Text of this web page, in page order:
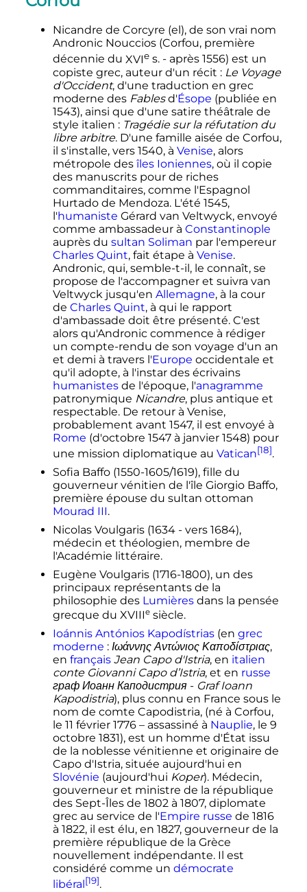
Nicandre de Corcyre (el), de son vrai nom
Andronic Nouccios (Corfou, première
décennie du XVIes. - après 1556) est un
copiste grec, auteur d'un récit : Le Voyage
d'Occident, d'une traduction en grec
moderne des Fablesd'Ésope (publiée en
1543), ainsi que d'une satire théâtrale de
style italien : Tragédie sur la réfutation du
libre arbitre. D'une famille aisée de Corfou,
il s'installe, vers 1540, à Venise, alors
métropole des îles Ioniennes, où il copie
des manuscrits pour de riches
commanditaires, comme l'Espagnol
Hurtado de Mendoza. L'été 1545,
l'humaniste Gérard van Veltwyck, envoyé
comme ambassadeur à Constantinople
auprès du sultan Soliman par l'empereur
Charles Quint, fait étape à Venise.
Andronic, qui, semble-t-il, le connaît, se
propose de l'accompagner et suivra van
Veltwyck jusqu'en Allemagne, à la cour
de Charles Quint, à qui le rapport
d'ambassade doit être présenté. C'est
alors qu'Andronic commence à rédiger
un compte-rendu de son voyage d'un an
et demi à travers l'Europe occidentale et
qu'il adopte, à l'instar des écrivains
humanistesde l'époque, l'anagramme
patronymique Nicandre, plus antique et
respectable. De retour à Venise,
probablement avant 1547, il est envoyé à
Rome (d'octobre 1547 à janvier 1548) pour
une mission diplomatique au Vatican[18].
Sofia Baffo (1550-1605/1619), fille du
gouverneur vénitien de l'île Giorgio Baffo,
première épouse du sultan ottoman
Mourad III.
Nicolas Voulgaris (1634 - vers 1684),
médecin et théologien, membre de
l'Académie littéraire.
Eugène Voulgaris (1716-1800), un des
principaux représentants de la
philosophie des Lumièresdans la pensée
grecque du XVIIIe siècle.
Ioánnis Antónios Kapodístrias(en grec
moderne : Ιωάννης Αντώνιος Καποδίστριας,
en français Jean Capo d'Istria, en italien
conte Giovanni Capo d’Istria, et en russe
граф Иоанн Каподистрия- Graf Ioann
Kapodistria), plus connu en France sous le
nom de comte Capodistria, (né à Corfou,
le 11 février 1776 – assassiné à Nauplie, le 9
octobre 1831), est un homme d'État issu
de la noblesse vénitienne et originaire de
Capo d'Istria, située aujourd'hui en
Slovénie (aujourd'hui Koper). Médecin,
gouverneur et ministre de la république
des Sept-Îles de 1802 à 1807, diplomate
grec au service de l'Empire russe de 1816
à 1822, il est élu, en 1827, gouverneur de la
première république de la Grèce
nouvellement indépendante. Il est
considéré comme un démocrate
libéral [19].